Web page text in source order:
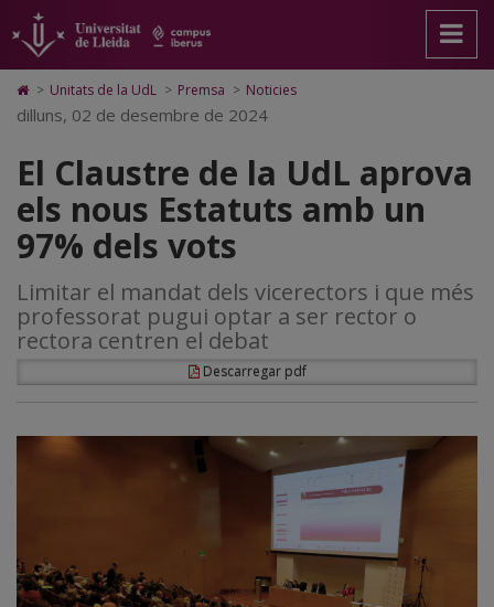
Claustre
de
la
UdL
aprova
els
nous
Estatuts
amb
un
97%
dels
pàgina
principal.
Universitat
Lleida
contingut
principal
Mapa
Web.
Universitat
Cerca
Accessibilitat.
Universitat
Lleida
Icono
de
Home
ir
a
la
página
de
inicio
> Unitats de la UdL > Premsa > Noticies
dilluns, 02 de desembre de 2024
El Claustre de la UdL aprova
els nous Estatuts amb un
97% dels vots
Limitar el mandat dels vicerectors i que més
professorat pugui optar a ser rector o
rectora centren el debat
Descarregar pdf